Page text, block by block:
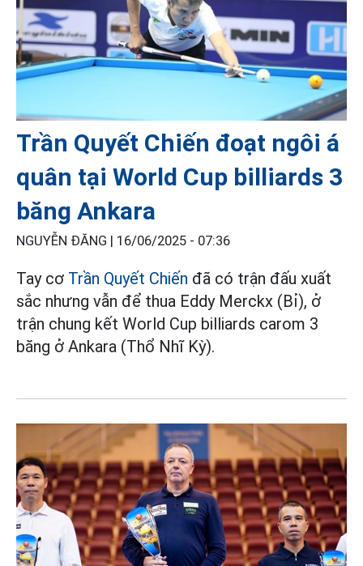
Trần Quyết Chiến đoạt ngôi á
quân tại World Cup billiards 3
băng Ankara
NGUYỄN ĐĂNG | 16/06/2025 - 07:36
Tay cơ Trần Quyết Chiến đã có trận đấu xuất
sắc nhưng vẫn để thua Eddy Merckx (Bỉ), ở
trận chung kết World Cup billiards carom 3
băng ở Ankara (Thổ Nhĩ Kỳ).